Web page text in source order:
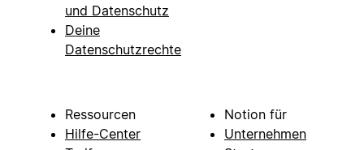
und Datenschutz
Deine
Datenschutzrechte
Ressourcen
Hilfe-Center
Notion für
Unternehmen